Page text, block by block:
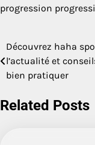
progression
Navigation
de
Découvrez haha
l’actualité et
bien pratiquer
Related Posts